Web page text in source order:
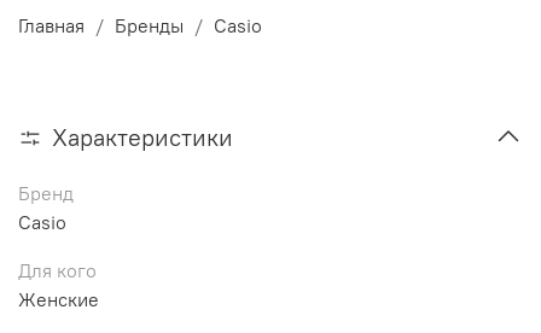
Главная Бренды Casio
Характеристики
Бренд
Casio
Для кого
Женские